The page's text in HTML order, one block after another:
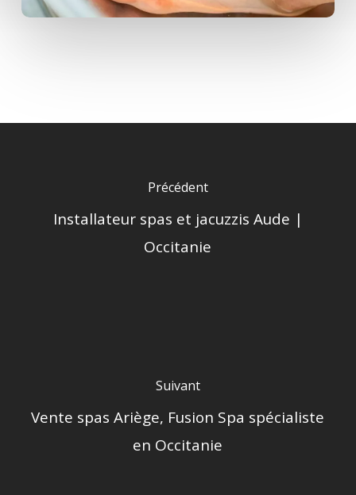
Précédent
Installateur spas et jacuzzis Aude |
Occitanie
Suivant
Vente spas Ariège, Fusion Spa spécialiste
en Occitanie